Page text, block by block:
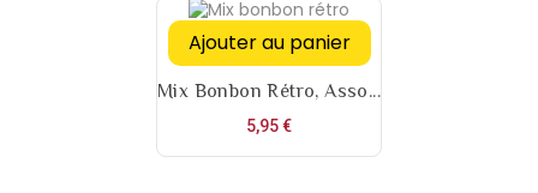
Ajouter au panier
Mix Bonbon Rétro, Asso...
5,95 €Prix